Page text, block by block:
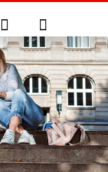
Suche Anmelden